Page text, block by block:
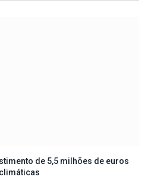
de 5,5 milhões de euros